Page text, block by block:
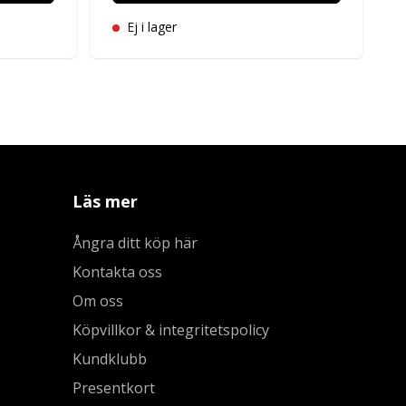
Ej i lager
Läs mer
Ångra ditt köp här
Kontakta oss
Om oss
Köpvillkor & integritetspolicy
Kundklubb
Presentkort